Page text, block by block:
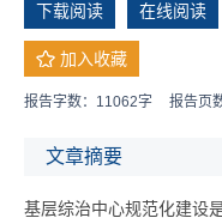
下载阅读 在线阅读
加入收藏
报告字数：11062字 报告页
文章摘要
基层综治中心规范化建设